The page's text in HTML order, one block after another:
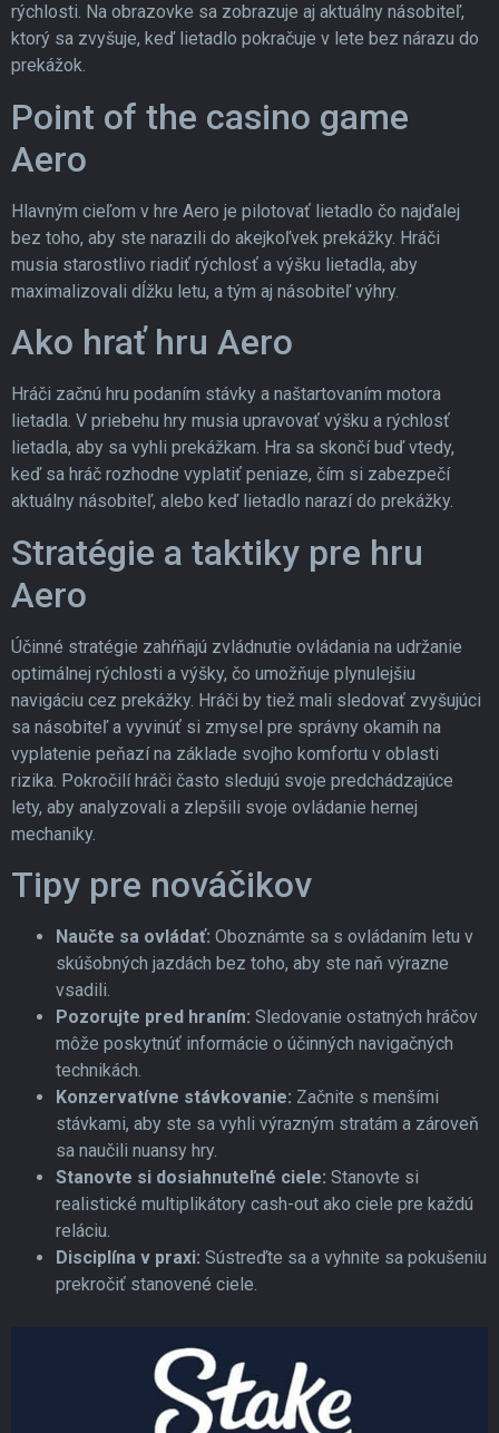
rýchlosti. Na obrazovke sa zobrazuje aj aktuálny násobiteľ,
ktorý sa zvyšuje, keď lietadlo pokračuje v lete bez nárazu do
prekážok.
Point of the casino game
Aero
Hlavným cieľom v hre Aero je pilotovať lietadlo čo najďalej
bez toho, aby ste narazili do akejkoľvek prekážky. Hráči
musia starostlivo riadiť rýchlosť a výšku lietadla, aby
maximalizovali dĺžku letu, a tým aj násobiteľ výhry.
Ako hrať hru Aero
Hráči začnú hru podaním stávky a naštartovaním motora
lietadla. V priebehu hry musia upravovať výšku a rýchlosť
lietadla, aby sa vyhli prekážkam. Hra sa skončí buď vtedy,
keď sa hráč rozhodne vyplatiť peniaze, čím si zabezpečí
aktuálny násobiteľ, alebo keď lietadlo narazí do prekážky.
Stratégie a taktiky pre hru
Aero
Účinné stratégie zahŕňajú zvládnutie ovládania na udržanie
optimálnej rýchlosti a výšky, čo umožňuje plynulejšiu
navigáciu cez prekážky. Hráči by tiež mali sledovať zvyšujúci
sa násobiteľ a vyvinúť si zmysel pre správny okamih na
vyplatenie peňazí na základe svojho komfortu v oblasti
rizika. Pokročilí hráči často sledujú svoje predchádzajúce
lety, aby analyzovali a zlepšili svoje ovládanie hernej
mechaniky.
Tipy pre nováčikov
Naučte sa ovládať: Oboznámte sa s ovládaním letu v
skúšobných jazdách bez toho, aby ste naň výrazne
vsadili.
Pozorujte pred hraním: Sledovanie ostatných hráčov
môže poskytnúť informácie o účinných navigačných
technikách.
Konzervatívne stávkovanie: Začnite s menšími
stávkami, aby ste sa vyhli výrazným stratám a zároveň
sa naučili nuansy hry.
Stanovte si dosiahnuteľné ciele: Stanovte si
realistické multiplikátory cash-out ako ciele pre každú
reláciu.
Disciplína v praxi: Sústreďte sa a vyhnite sa pokušeniu
prekročiť stanovené ciele.